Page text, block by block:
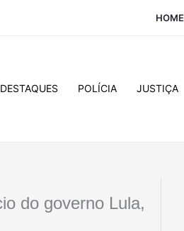
HOME
DESTAQUES POLÍCIA JUSTIÇA
do governo Lula,